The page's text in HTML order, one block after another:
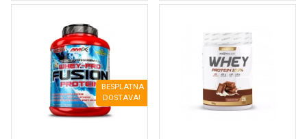
BESPLATNA
DOSTAVA!